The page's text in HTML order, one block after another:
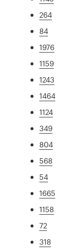
264
84
1976
1159
1243
1464
1124
349
804
568
54
1665
1158
72
318